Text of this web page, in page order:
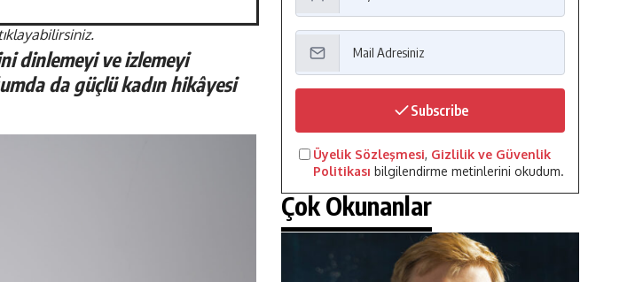
dinlemeyi ve izlemeyi
da güçlü kadın hikâyesi
Subscribe
Üyelik Sözleşmesi, Gizlilik ve Güvenlik
Politikası bilgilendirme metinlerini okudum.
Çok Okunanlar